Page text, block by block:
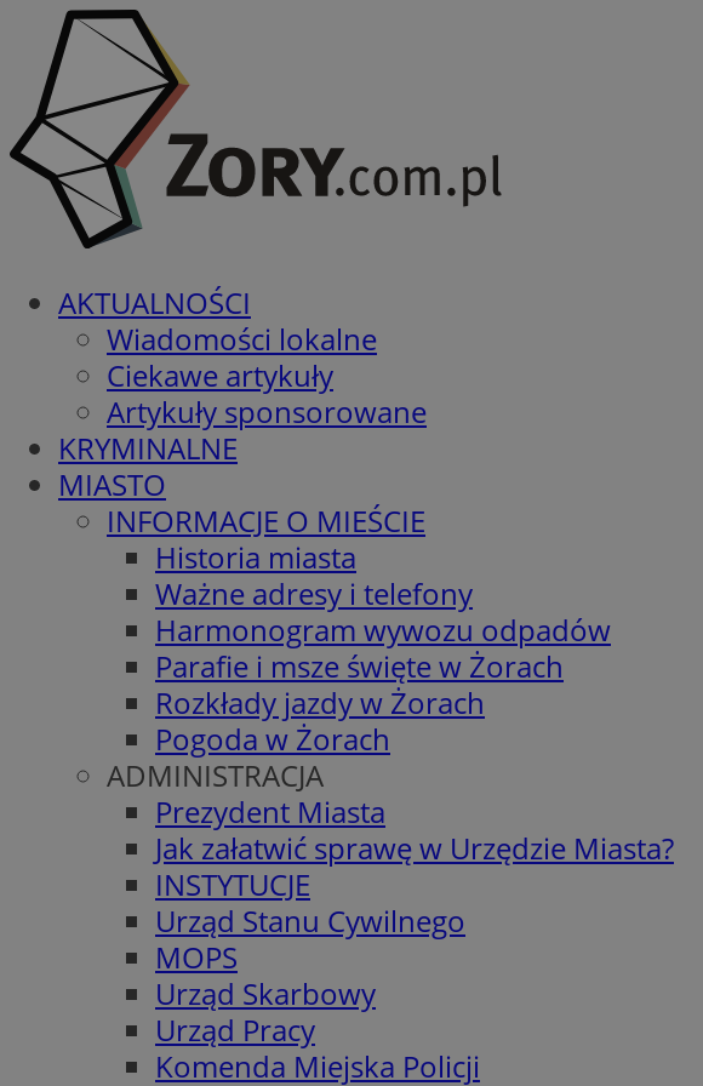
AKTUALNOŚCI
Wiadomości lokalne
Ciekawe artykuły
Artykuły sponsorowane
KRYMINALNE
MIASTO
INFORMACJE O MIEŚCIE
Historia miasta
Ważne adresy i telefony
Harmonogram wywozu odpadów
Parafie i msze święte w Żorach
Rozkłady jazdy w Żorach
Pogoda w Żorach
ADMINISTRACJA
Prezydent Miasta
Jak załatwić sprawę w Urzędzie Miasta?
INSTYTUCJE
Urząd Stanu Cywilnego
MOPS
Urząd Skarbowy
Urząd Pracy
Komenda Miejska Policji